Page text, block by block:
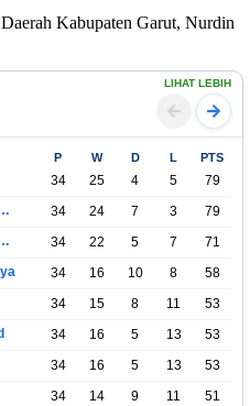
Kabupaten Garut, Nurdin
LIHAT LEBIH
P W D L PTS
34 25 4 5
79
Bola Indonesia Bandung 34 24 7 3
79
Bola Indonesia Jakarta 34 22 5 7
71
34 16 10 8
58
34 15 8 11
53
34 16 5 13
53
34 16 5 13
53
34 14 9 11
51